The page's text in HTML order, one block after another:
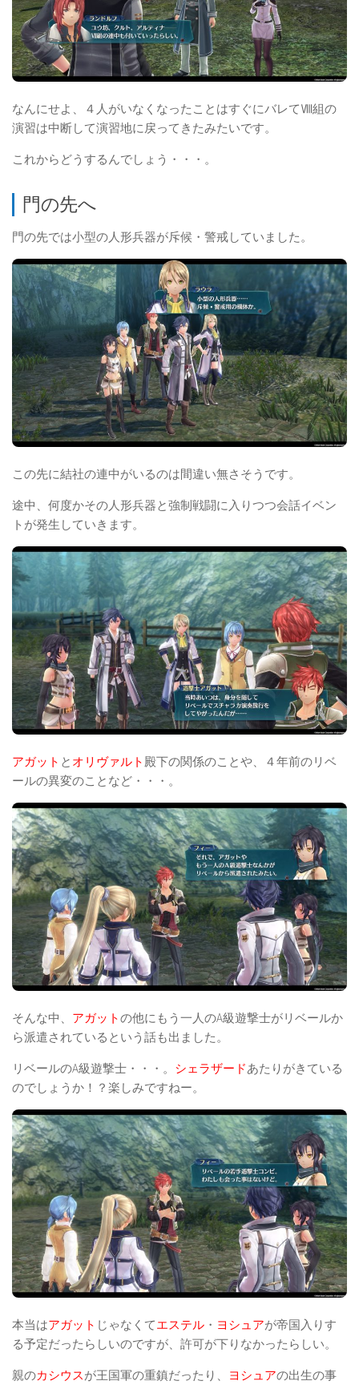
なんにせよ、４人がいなくなったことはすぐにバレてⅧ組の
演習は中断して演習地に戻ってきたみたいです。
これからどうするんでしょう・・・。
門の先へ
門の先では小型の人形兵器が斥候・警戒していました。
この先に結社の連中がいるのは間違い無さそうです。
途中、何度かその人形兵器と強制戦闘に入りつつ会話イベン
トが発生していきます。
アガット と オリヴァルト 殿下の関係のことや、４年前のリベ
ールの異変のことなど・・・。
そんな中、 アガットの他にもう一人のA級遊撃士がリベールか
ら派遣されているという話も出ました。
リベールのA級遊撃士・・・。 シェラザードあたりがきている
のでしょうか！？楽しみですねー。
本当はアガット じゃなくてエステル ・ ヨシュアが帝国入りす
る予定だったらしいのですが、許可が下りなかったらしい。
親のカシウスが王国軍の重鎮だったり、 ヨシュアの出生の事